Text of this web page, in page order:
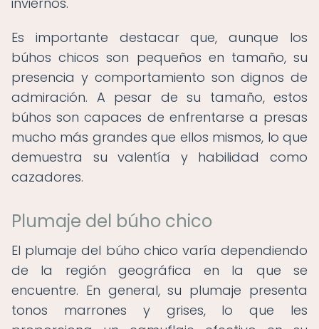
Es importante destacar que, aunque los
búhos chicos son pequeños en tamaño, su
presencia y comportamiento son dignos de
admiración. A pesar de su tamaño, estos
búhos son capaces de enfrentarse a presas
mucho más grandes que ellos mismos, lo que
demuestra su valentía y habilidad como
cazadores.
Plumaje del búho chico
El plumaje del búho chico varía dependiendo
de la región geográfica en la que se
encuentre. En general, su plumaje presenta
tonos marrones y grises, lo que les